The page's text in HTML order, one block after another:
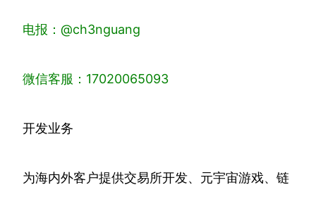
电报：@ch3nguang
微信客服：17020065093
开发业务
为海内外客户提供交易所开发、元宇宙游戏、链